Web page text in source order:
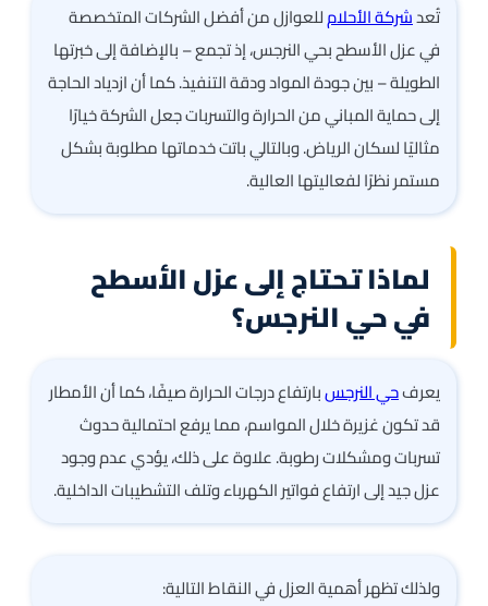
تُعدشركة الأحلامللعوازل من أفضل الشركات المتخصصة
في عزل الأسطح بحي النرجس، إذ تجمع – بالإضافة إلى خبرتها
الطويلة – بين جودة المواد ودقة التنفيذ. كما أن ازدياد الحاجة
إلى حماية المباني من الحرارة والتسربات جعل الشركة خيارًا
مثاليًا لسكان الرياض. وبالتالي باتت خدماتها مطلوبة بشكل
مستمر نظرًا لفعاليتها العالية.
لماذا تحتاج إلى عزل الأسطح
في حي النرجس؟
يعرفحي النرجسبارتفاع درجات الحرارة صيفًا، كما أن الأمطار
قد تكون غزيرة خلال المواسم، مما يرفع احتمالية حدوث
تسربات ومشكلات رطوبة. علاوة على ذلك، يؤدي عدم وجود
عزل جيد إلى ارتفاع فواتير الكهرباء وتلف التشطيبات الداخلية.
ولذلك تظهر أهمية العزل في النقاط التالية: